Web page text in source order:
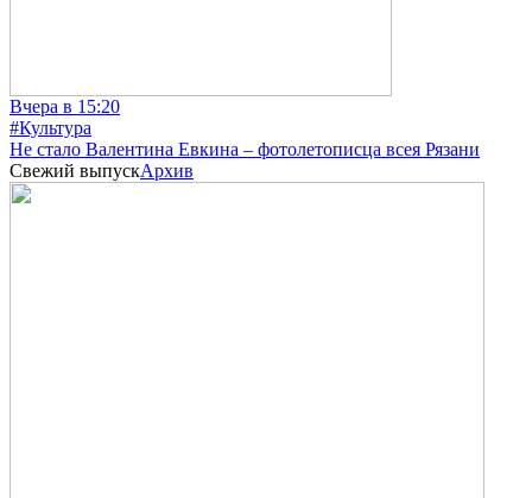
Вчера в 15:20
#Культура
Не стало Валентина Евкина – фотолетописца всея Рязани
Свежий выпускАрхив